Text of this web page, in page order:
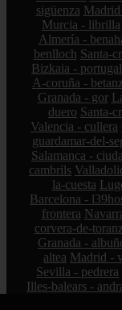
sigüenza Madrid
Murcia - librilla
Almería -
benlloch Santa-
Bizkaia -
A-coruña -
Granada - gor
duero Santa-
Valencia - cullera
guardamar-del-
Salamanca -
cambrils
la-cuesta
Barcelona -
frontera
corvera-de-
Granada -
altea Madrid -
Sevilla - pedrera
Illes-balears -